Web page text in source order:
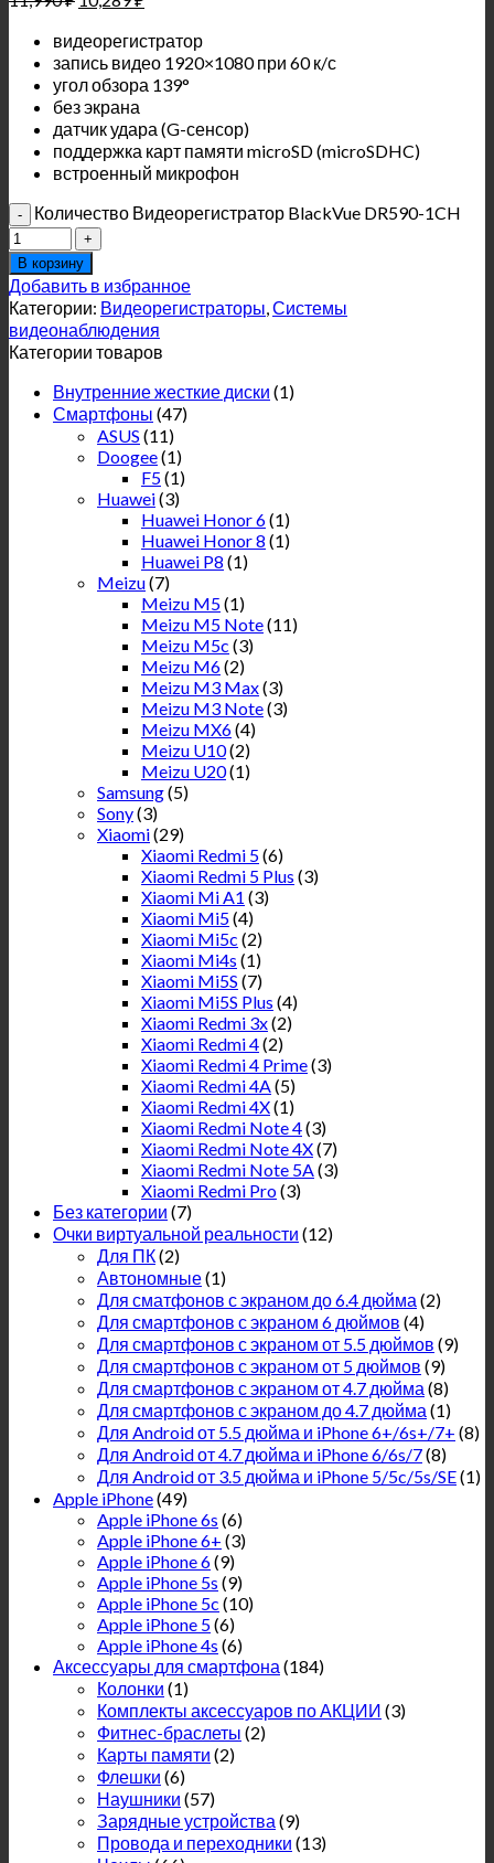
видеорегистратор
запись видео 1920×1080 при 60 к/с
угол обзора 139°
без экрана
датчик удара (G-сенсор)
поддержка карт памяти microSD (microSDHC)
встроенный микрофон
Количество Видеорегистратор BlackVue DR590-1CH
В корзину
Добавить в избранное
Категории: Видеорегистраторы,Системы
видеонаблюдения
Категории товаров
Внутренние жесткие диски (1)
Смартфоны (47)
ASUS (11)
Doogee(1)
F5(1)
Huawei(3)
Huawei Honor 6(1)
Huawei Honor 8 (1)
Huawei P8 (1)
Meizu(7)
Meizu M5(1)
Meizu M5 Note(11)
Meizu M5c (3)
Meizu M6(2)
Meizu M3 Max(3)
Meizu M3 Note(3)
Meizu MX6(4)
Meizu U10(2)
Meizu U20(1)
Samsung(5)
Sony(3)
Xiaomi(29)
Xiaomi Redmi 5(6)
Xiaomi Redmi 5 Plus (3)
Xiaomi Mi A1 (3)
Xiaomi Mi5(4)
Xiaomi Mi5c (2)
Xiaomi Mi4s (1)
Xiaomi Mi5S (7)
Xiaomi Mi5S Plus (4)
Xiaomi Redmi 3x(2)
Xiaomi Redmi 4(2)
Xiaomi Redmi 4 Prime(3)
Xiaomi Redmi 4A(5)
Xiaomi Redmi 4X(1)
Xiaomi Redmi Note 4(3)
Xiaomi Redmi Note 4X(7)
Xiaomi Redmi Note 5A(3)
Xiaomi Redmi Pro(3)
Без категории (7)
Очки виртуальной реальности (12)
Для ПК(2)
Автономные(1)
Для сматфонов с экраном до 6.4 дюйма (2)
Для смартфонов с экраном 6 дюймов (4)
Для смартфонов с экраном от 5.5 дюймов (9)
Для смартфонов с экраном от 5 дюймов (9)
Для смартфонов с экраном от 4.7 дюйма (8)
Для смартфонов с экраном до 4.7 дюйма (1)
Для Android от 5.5 дюйма и iPhone 6+/6s+/7+ (8)
Для Android от 4.7 дюйма и iPhone 6/6s/7(8)
Для Android от 3.5 дюйма и iPhone 5/5c/5s/SE(1)
Apple iPhone(49)
Apple iPhone 6s (6)
Apple iPhone 6+ (3)
Apple iPhone 6(9)
Apple iPhone 5s (9)
Apple iPhone 5c (10)
Apple iPhone 5(6)
Apple iPhone 4s (6)
Аксессуары для смартфона (184)
Колонки (1)
Комплекты аксессуаров по АКЦИИ (3)
Фитнес-браслеты (2)
Карты памяти (2)
Флешки (6)
Наушники (57)
Зарядные устройства (9)
Провода и переходники (13)